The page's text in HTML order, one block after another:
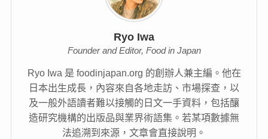
Ryo Iwa
Founder and Editor, Food in Japan
Ryo Iwa 是 foodinjapan.org 的創辦人兼主編。他在
日本出生成長，內容來自各地走訪、市場探查，以
及一般外語讀者難以接觸的日文一手資料，包括釀
造研究機構的出版品與業界術語集。若某項數據無
法追溯到來源，文章會直接說明。